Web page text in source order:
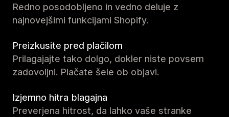
Redno posodobljeno in vedno deluje z
najnovejšimi funkcijami Shopify.
Preizkusite pred plačilom
Prilagajajte tako dolgo, dokler niste povsem
zadovoljni. Plačate šele ob objavi.
Izjemno hitra blagajna
Preverjena hitrost, da lahko vaše stranke